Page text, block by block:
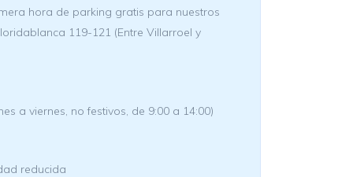
hora de parking gratis para nuestros
119-121 (Entre Villarroel y
a viernes, no festivos, de 9:00 a 14:00)
reducida